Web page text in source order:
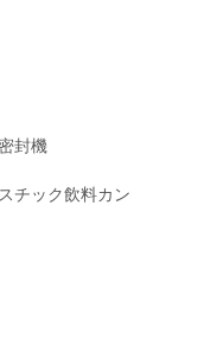
封機
チック飲料カン